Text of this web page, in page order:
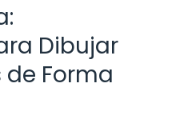
Dibujar
de Forma